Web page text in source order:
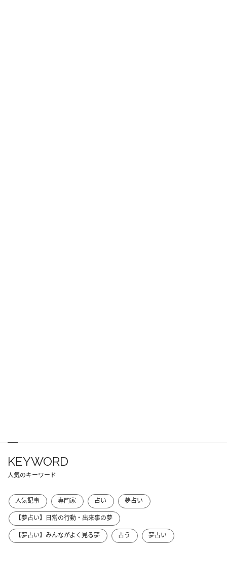
KEYWORD
人気のキーワード
人気記事 専門家 占い
夢占い
【夢占い】日常の行動・出来事の夢
【夢占い】みんながよく見る夢
占う 夢占い